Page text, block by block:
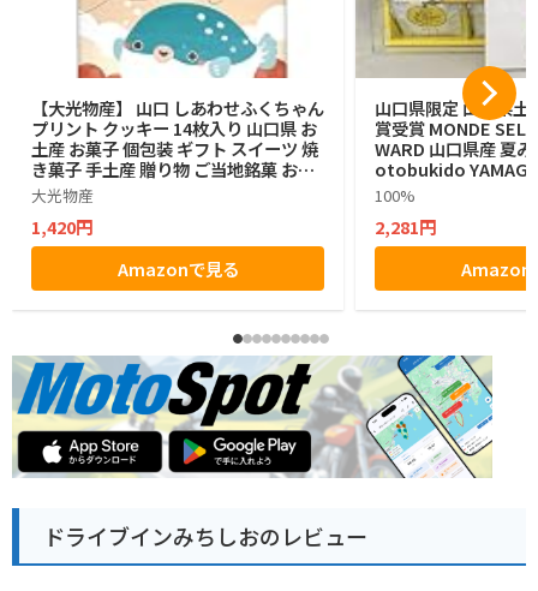
【大光物産】 山口 しあわせふくちゃん
プリント クッキー 14枚入り 山口県 お
土産 お菓子 個包装 ギフト スイーツ 焼
き菓子 手土産 贈り物 ご当地銘菓 お中
元 お歳暮
大光物産
1,420円
Amazonで見る
山口県限定 山口県土
賞受賞 MONDE
WARD 山口県産 夏
otobukido
n Langue De Chat
ラングドシャ チョコ
入り ラングドシャ
100%
2,281円
Amazon
ドライブインみちしおのレビュー